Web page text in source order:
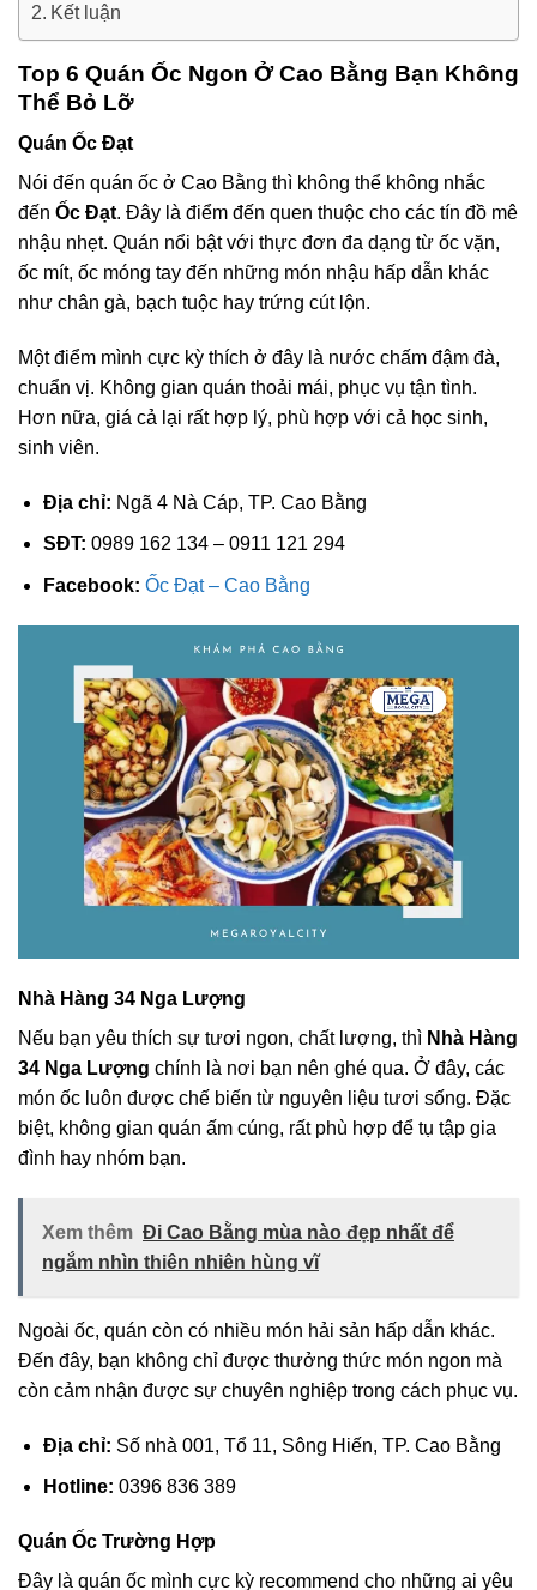
Kết luận
Top 6 Quán Ốc Ngon Ở Cao Bằng Bạn Không
Thể Bỏ Lỡ
Quán Ốc Đạt
Nói đến quán ốc ở Cao Bằng thì không thể không nhắc
đến Ốc Đạt. Đây là điểm đến quen thuộc cho các tín đồ mê
nhậu nhẹt. Quán nổi bật với thực đơn đa dạng từ ốc vặn,
ốc mít, ốc móng tay đến những món nhậu hấp dẫn khác
như chân gà, bạch tuộc hay trứng cút lộn.
Một điểm mình cực kỳ thích ở đây là nước chấm đậm đà,
chuẩn vị. Không gian quán thoải mái, phục vụ tận tình.
Hơn nữa, giá cả lại rất hợp lý, phù hợp với cả học sinh,
sinh viên.
Địa chỉ: Ngã 4 Nà Cáp, TP. Cao Bằng
SĐT: 0989 162 134 – 0911 121 294
Facebook: Ốc Đạt – Cao Bằng
Nhà Hàng 34 Nga Lượng
Nếu bạn yêu thích sự tươi ngon, chất lượng, thì Nhà Hàng
34 Nga Lượng chính là nơi bạn nên ghé qua. Ở đây, các
món ốc luôn được chế biến từ nguyên liệu tươi sống. Đặc
biệt, không gian quán ấm cúng, rất phù hợp để tụ tập gia
đình hay nhóm bạn.
Xem thêm Đi Cao Bằng mùa nào đẹp nhất để
ngắm nhìn thiên nhiên hùng vĩ
Ngoài ốc, quán còn có nhiều món hải sản hấp dẫn khác.
Đến đây, bạn không chỉ được thưởng thức món ngon mà
còn cảm nhận được sự chuyên nghiệp trong cách phục vụ.
Địa chỉ: Số nhà 001, Tổ 11, Sông Hiến, TP. Cao Bằng
Hotline: 0396 836 389
Quán Ốc Trường Hợp
Đây là quán ốc mình cực kỳ recommend cho những ai yêu